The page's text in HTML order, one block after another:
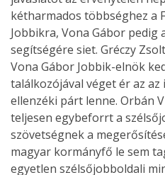
kétharmados többséghez a
Jobbikra, Vona Gábor pedig
segítségére siet. Gréczy
Vona Gábor Jobbik-elnök
találkozójával véget ér az
ellenzéki párt lenne. Orbán
teljesen egybeforrt a
szövetségnek a
magyar kormányfő le sem
egyetlen szélsőjobboldali